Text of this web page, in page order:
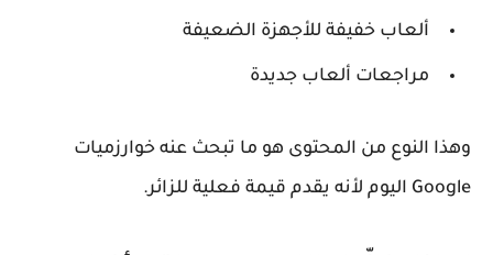
ألعاب خفيفة للأجهزة الضعيفة
مراجعات ألعاب جديدة
وهذا النوع من المحتوى هو ما تبحث عنه خوارزميات
Google اليوم لأنه يقدم قيمة فعلية للزائر.